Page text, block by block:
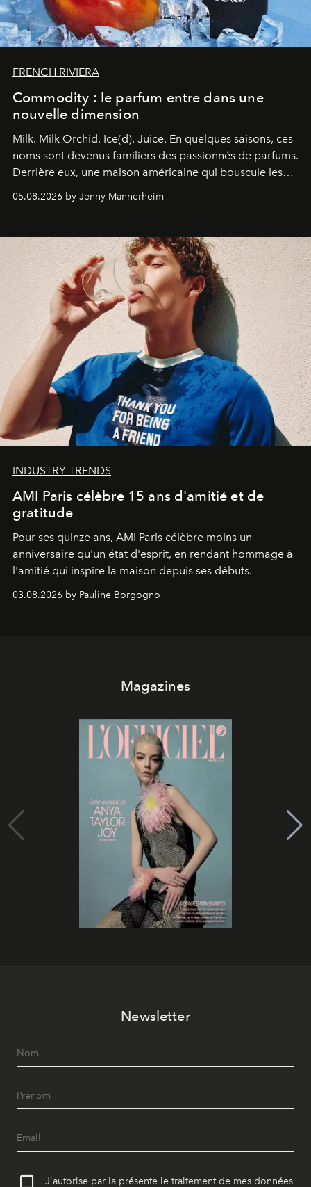
FRENCH RIVIERA
Commodity : le parfum entre dans une
nouvelle dimension
Milk. Milk Orchid. Ice(d). Juice. En quelques saisons, ces
noms sont devenus familiers des passionnés de parfums.
Derrière eux, une maison américaine qui bouscule les
une approche aussi intuitive que personnelle :
05.08.2026 by Jenny Mannerheim
INDUSTRY TRENDS
AMI Paris célèbre 15 ans d'amitié et de
gratitude
Pour ses quinze ans, AMI Paris célèbre moins un
anniversaire qu'un état d'esprit, en rendant hommage à
l'amitié qui inspire la maison depuis ses débuts.
03.08.2026 by Pauline Borgogno
Magazines
Newsletter
J'autorise par la présente le traitement de mes données